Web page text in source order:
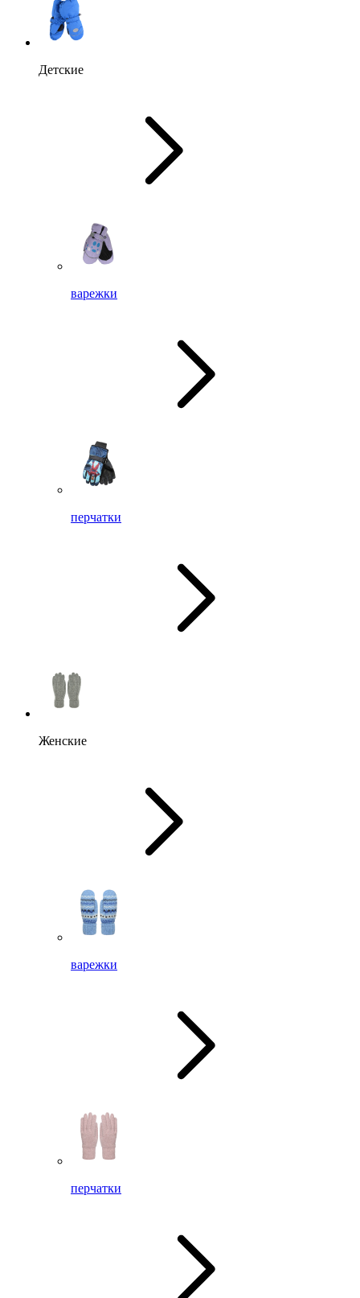
Детские
варежки
перчатки
Женские
варежки
перчатки